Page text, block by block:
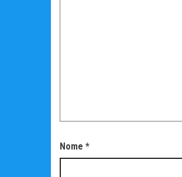
Nome *